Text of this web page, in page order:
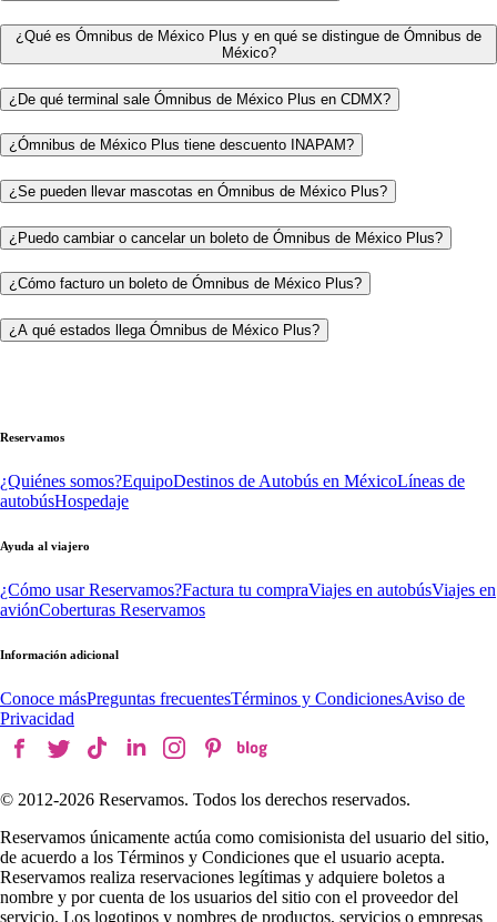
¿Qué es Ómnibus de México Plus y en qué se distingue de Ómnibus de
México?
¿De qué terminal sale Ómnibus de México Plus en CDMX?
¿Ómnibus de México Plus tiene descuento INAPAM?
¿Se pueden llevar mascotas en Ómnibus de México Plus?
¿Puedo cambiar o cancelar un boleto de Ómnibus de México Plus?
¿Cómo facturo un boleto de Ómnibus de México Plus?
¿A qué estados llega Ómnibus de México Plus?
Reservamos
¿Quiénes somos?EquipoDestinos de Autobús en MéxicoLíneas de
autobúsHospedaje
Ayuda al viajero
¿Cómo usar Reservamos?Factura tu compraViajes en autobúsViajes en
aviónCoberturas Reservamos
Información adicional
Conoce másPreguntas frecuentesTérminos y CondicionesAviso de
Privacidad
© 2012-2026 Reservamos. Todos los derechos reservados.
Reservamos únicamente actúa como comisionista del usuario del sitio,
de acuerdo a los Términos y Condiciones que el usuario acepta.
Reservamos realiza reservaciones legítimas y adquiere boletos a
nombre y por cuenta de los usuarios del sitio con el proveedor del
servicio. Los logotipos y nombres de productos, servicios o empresas